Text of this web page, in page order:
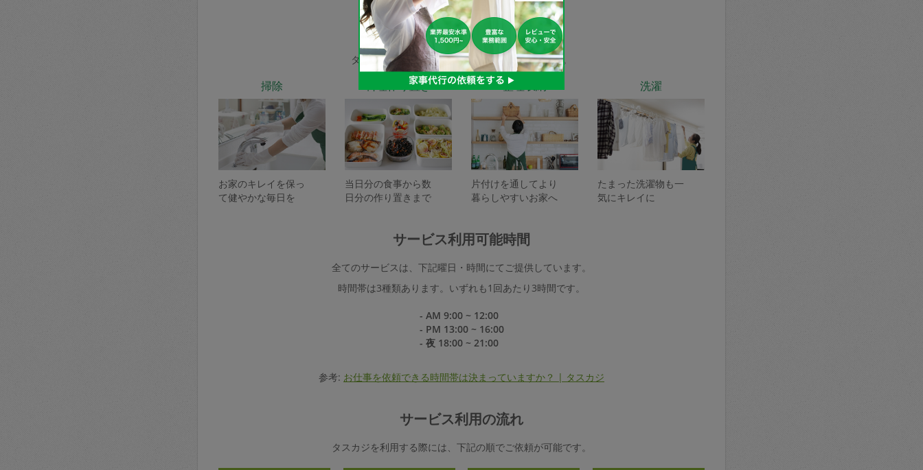
家事代行サービスの種類
タスカジで依頼できるサービスは下記となります。
掃除
お家のキレイを保っ
て健やかな毎日を
料理作り置き
当日分の食事から数
日分の作り置きまで
整理収納
片付けを通してより
暮らしやすいお家へ
洗濯
たまった洗濯物も一
気にキレイに
サービス利用可能時間
全てのサービスは、下記曜日・時間にてご提供しています。
時間帯は3種類あります。いずれも1回あたり3時間です。
- AM 9:00 ~ 12:00
- PM 13:00 ~ 16:00
- 夜 18:00 ~ 21:00
参考: お仕事を依頼できる時間帯は決まっていますか？ | タスカジ
サービス利用の流れ
タスカジを利用する際には、下記の順でご依頼が可能です。